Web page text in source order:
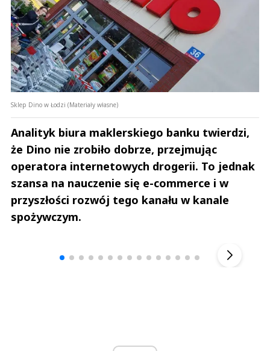
Sklep Dino w Łodzi (Materiały własne)
Analityk biura maklerskiego banku twierdzi,
że Dino nie zrobiło dobrze, przejmując
operatora internetowych drogerii. To jednak
szansa na nauczenie się e-commerce i w
przyszłości rozwój tego kanału w kanale
spożywczym.